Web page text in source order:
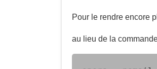
Pour le rendre encore
au lieu de la